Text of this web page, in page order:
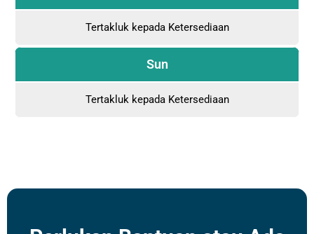
Tertakluk kepada Ketersediaan
Sun
Tertakluk kepada Ketersediaan